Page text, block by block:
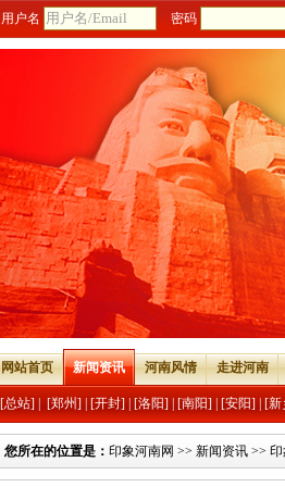
用户名 密码
网站首页 新闻资讯 河南风情 走进河南
[总站] [郑州] [开封] [洛阳] [南阳] [安阳] [新
您所在的位置是： 印象河南网 >> 新闻资讯 >>